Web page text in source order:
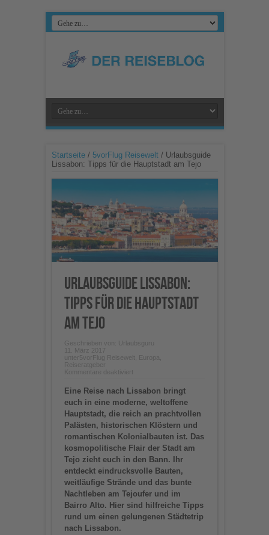
Startseite/ 5vorFlug Reisewelt/ Urlaubsguide
Lissabon: Tipps für die Hauptstadt am Tejo
Urlaubsguide Lissabon:
Tipps für die Hauptstadt
am Tejo
Geschrieben von:
Urlaubsguru
11. März 2017
unter 5vorFlug Reisewelt, Europa,
Reiseratgeber
Kommentare deaktiviertfür
Lissabon:
Tipps
für
Hauptstadt
am
Tejo
Eine Reise nach Lissabon bringt
euch in eine moderne, weltoffene
Hauptstadt, die reich an prachtvollen
Palästen, historischen Klöstern und
romantischen Kolonialbauten ist. Das
kosmopolitische Flair der Stadt am
Tejo zieht euch in den Bann. Ihr
entdeckt eindrucksvolle Bauten,
weitläufige Strände und das bunte
Nachtleben am Tejoufer und im
Bairro Alto. Hier sind hilfreiche Tipps
rund um einen gelungenen Städtetrip
nach Lissabon.